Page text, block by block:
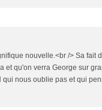
nouvelle.<br /> Sa
et qu'on verra George sur
qui nous oublie pas et qui